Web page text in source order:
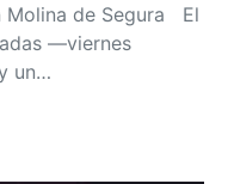
Molina de Segura El
—viernes
un…